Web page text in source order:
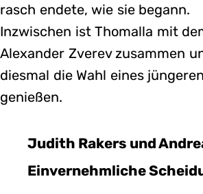
rasch endete, wie sie begann.
Inzwischen ist Thomalla mit
Alexander Zverev zusammen
diesmal die Wahl eines
genießen.
Judith Rakers und
Einvernehmliche